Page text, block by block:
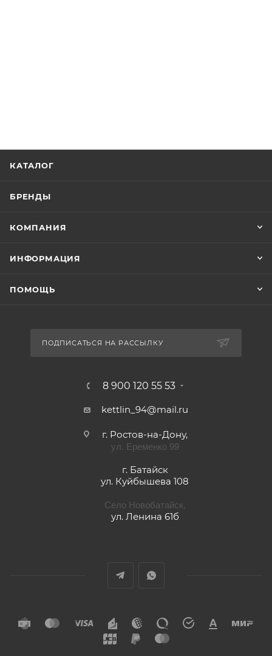
КАТАЛОГ
БРЕНДЫ
КОМПАНИЯ
ИНФОРМАЦИЯ
ПОМОЩЬ
ПОДПИСАТЬСЯ НА РАССЫЛКУ
8 900 120 55 53
kettlin_94@mail.ru
г. Ростов-на-Дону,
ул. Еременко 99
г. Батайск
ул. Куйбышева 108
Село Новобатайск,
ул. Ленина 61б